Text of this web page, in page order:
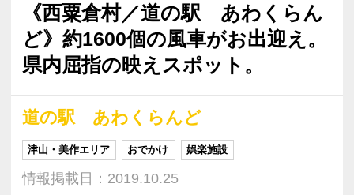
《西粟倉村／道の駅 あわくらん
ど》約1600個の風車がお出迎え。
県内屈指の映えスポット。
道の駅 あわくらんど
津山・美作エリア おでかけ 娯楽施設
情報掲載日：2019.10.25